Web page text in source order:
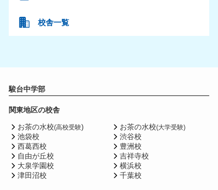
校舎一覧
駿台中学部
関東地区の校舎
お茶の水校(高校受験)
池袋校
西葛西校
自由が丘校
大泉学園校
津田沼校
お茶の水校(大学受験)
渋谷校
豊洲校
吉祥寺校
横浜校
千葉校